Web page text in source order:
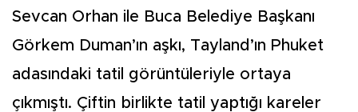
Sevcan Orhan ile Buca Belediye Başkanı
Görkem Duman’ın aşkı, Tayland’ın Phuket
adasındaki tatil görüntüleriyle ortaya
çıkmıştı. Çiftin birlikte tatil yaptığı kareler